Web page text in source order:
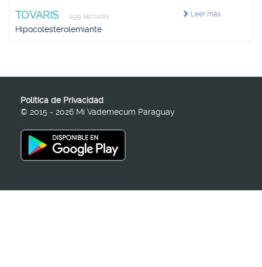
Leer más
TOVARIS 499 lecturas
Hipocolesterolemiante
Política de Privacidad
© 2015 - 2026 Mi Vademecum Paraguay